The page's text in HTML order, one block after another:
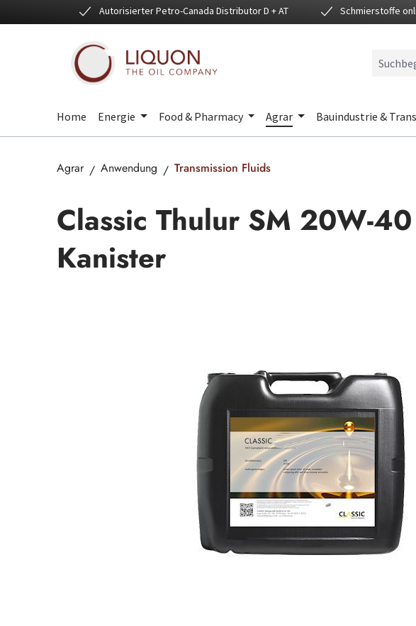
Hauptinhalt springen
Zur Suche springen
Zur Hauptnavigation springenAutorisierter Petro-Canada Distributor D + AT Schmierstoffe
Home Energie Food & Pharmacy Agrar Bauindustrie &
Agrar Anwendung Transmission Fluids
Classic Thulur SM 20W-
Kanister